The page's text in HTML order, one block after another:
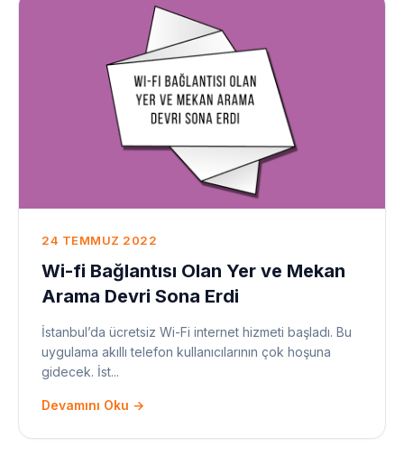
24 TEMMUZ 2022
Wi-fi Bağlantısı Olan Yer ve Mekan
Arama Devri Sona Erdi
İstanbul’da ücretsiz Wi-Fi internet hizmeti başladı. Bu
uygulama akıllı telefon kullanıcılarının çok hoşuna
gidecek. İst...
Devamını Oku →